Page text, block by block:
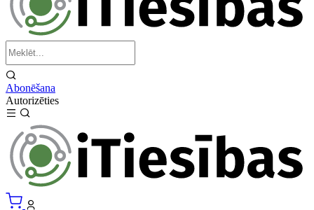
Abonēšana
Autorizēties